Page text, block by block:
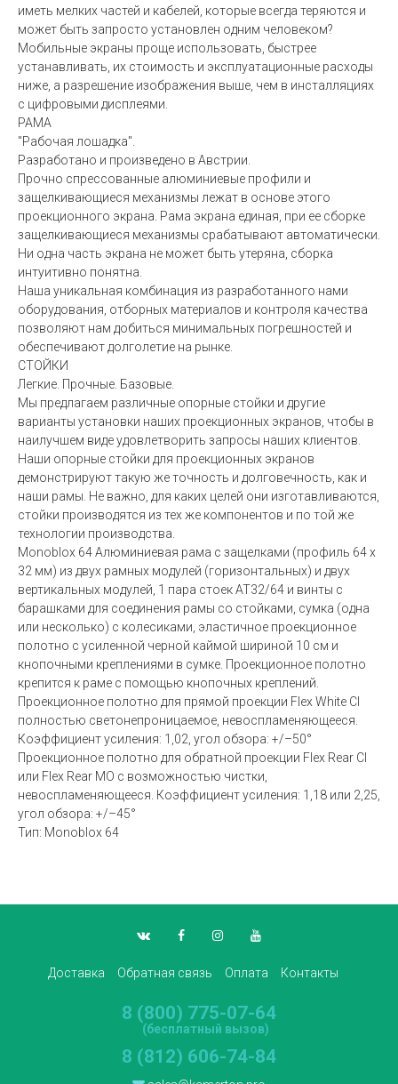
иметь мелких частей и кабелей, которые всегда теряются и
может быть запросто установлен одним человеком?
Мобильные экраны проще использовать, быстрее
устанавливать, их стоимость и эксплуатационные расходы
ниже, а разрешение изображения выше, чем в инсталляциях
с цифровыми дисплеями.
РАМА
"Рабочая лошадка".
Разработано и произведено в Австрии.
Прочно спрессованные алюминиевые профили и
защелкивающиеся механизмы лежат в основе этого
проекционного экрана. Рама экрана единая, при ее сборке
защелкивающиеся механизмы срабатывают автоматически.
Ни одна часть экрана не может быть утеряна, сборка
интуитивно понятна.
Наша уникальная комбинация из разработанного нами
оборудования, отборных материалов и контроля качества
позволяют нам добиться минимальных погрешностей и
обеспечивают долголетие на рынке.
СТОЙКИ
Легкие. Прочные. Базовые.
Мы предлагаем различные опорные стойки и другие
варианты установки наших проекционных экранов, чтобы в
наилучшем виде удовлетворить запросы наших клиентов.
Наши опорные стойки для проекционных экранов
демонстрируют такую же точность и долговечность, как и
наши рамы. Не важно, для каких целей они изготавливаются,
стойки производятся из тех же компонентов и по той же
технологии производства.
Monoblox 64 Алюминиевая рама с защелками (профиль 64 x
32 мм) из двух рамных модулей (горизонтальных) и двух
вертикальных модулей, 1 пара стоек AT32/64 и винты с
барашками для соединения рамы со стойками, сумка (одна
или несколько) с колесиками, эластичное проекционное
полотно с усиленной черной каймой шириной 10 см и
кнопочными креплениями в сумке. Проекционное полотно
крепится к раме с помощью кнопочных креплений.
Проекционное полотно для прямой проекции Flex White CI
полностью светонепроницаемое, невоспламеняющееся.
Коэффициент усиления: 1,02, угол обзора: +/–50°
Проекционное полотно для обратной проекции Flex Rear CI
или Flex Rear MO с возможностью чистки,
невоспламеняющееся. Коэффициент усиления: 1,18 или 2,25,
угол обзора: +/–45°
Тип: Monoblox 64
Доставка Обратная связь Оплата Контакты
8 (800) 775-07-64
(бесплатный вызов)
8 (812) 606-74-84